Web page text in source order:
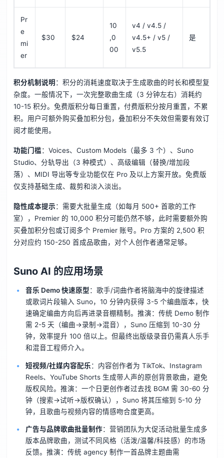
Pr
e
mi
er
$30 $24
10
,0
00
v4 / v4.5 /
v4.5+ / v5 /
v5.5
是
积分机制说明 ：积分的消耗速度取决于生成歌曲的时长和模型复
杂度。一般情况下，一次完整歌曲生成（3 分钟左右）消耗约
10-15 积分。免费版积分每日重置，付费版积分按月重置，不累
积。用户可额外购买叠加积分包，叠加积分不失效但需要有效订
阅才能使用。
功能门槛：Voices、Custom Models（最多 3 个）、Suno
Studio、分轨导出（3 种模式）、高级编辑（替换/增加段
落）、MIDI 导出等专业功能仅在 Pro 及以上方案开放。免费版
仅支持基础生成、裁剪和淡入淡出。
隐性成本提示：需要大批量生成（如每月 500+ 首歌的工作
室），Premier 的 10,000 积分可能仍然不够，此时需要额外购
买叠加积分包或订阅多个 Premier 账号。Pro 方案的 2,500 积
分对应约 150-250 首成品歌曲，对个人创作者通常足够。
Suno AI 的应用场景
音乐 Demo 快速原型：歌手/词曲作者将脑海中的旋律描述
或歌词片段输入 Suno，10 分钟内获得 3-5 个编曲版本，快
速确定编曲方向后再进录音棚精制。推演：传统 Demo 制作
需 2-5 天（编曲→录制→混音），Suno 压缩到 10-30 分
钟，效率提升 100 倍以上。但最终出版级录音仍需真人乐手
和混音工程师介入。
短视频/社媒内容配乐：内容创作者为 TikTok、Instagram
Reels、YouTube Shorts 生成带人声的原创背景歌曲，避免
版权风险。推演：一个日更创作者过去找 BGM 需 30-60 分
钟（搜索→试听→版权确认），Suno 将其压缩到 5-10 分
钟，且歌曲与视频内容的情感吻合度更高。
广告与品牌歌曲批量制作：营销团队为大促活动批量生成多
版本品牌歌曲，测试不同风格（活泼/温馨/科技感）的市场
反馈。推演：传统 agency 制作一首品牌主题曲需